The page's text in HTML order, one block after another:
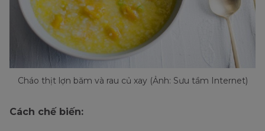
Cháo thịt lợn băm và rau củ xay (Ảnh: Sưu tầm Internet)
Cách chế biến: